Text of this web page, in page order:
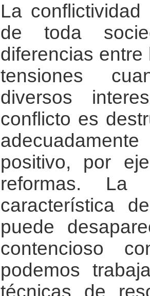
La
de toda
diferencias
tensiones
diversos
conflicto es
positivo, por
reformas. La
característica
puede
contencioso
podemos
técnicas de